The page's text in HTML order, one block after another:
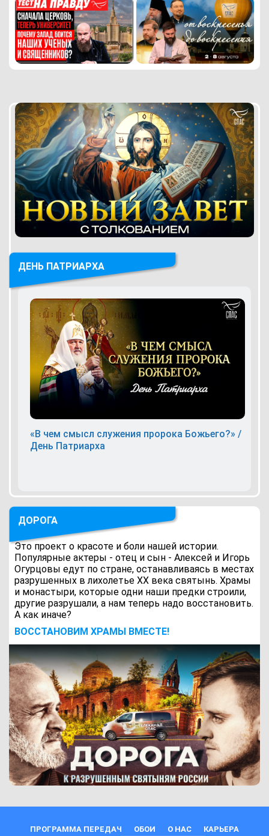
ДЕНЬ ПАТРИАРХА
«В чем смысл служения пророка Божьего?» /
День Патриарха
ДОРОГА
Это проект о красоте и боли нашей истории.
Популярные актеры - отец и сын - Алексей и Игорь
Огурцовы едут по стране, останавливаясь в местах
разрушенных в лихолетье ХХ века святынь. Храмы
и монастыри, которые одни наши предки строили,
другие разрушали, а нам теперь надо восстановить.
А как иначе?
ВОCСТАНОВИМ ХРАМЫ ВМЕСТЕ!
ПРОГРАММА ПЕРЕДАЧ ОБОИ О НАС
КАРЬЕРА